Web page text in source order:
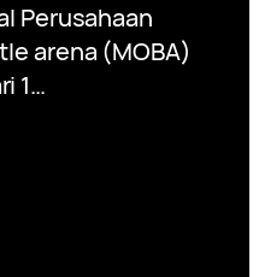
Perusahaan
arena (MOBA)
1…